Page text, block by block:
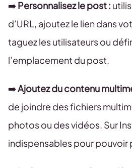
➡️Personnalisez le post :
d’URL, ajoutez le lien dans
taguez les utilisateurs ou
l’emplacement du post.
➡️Ajoutez du contenu
de joindre des fichiers
photos ou des vidéos. Sur
indispensables pour pouvoir